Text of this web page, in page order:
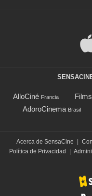
AlloCiné Francia
AdoroCinema Brasil
Acerca de SensaCine
Política de Privacidad